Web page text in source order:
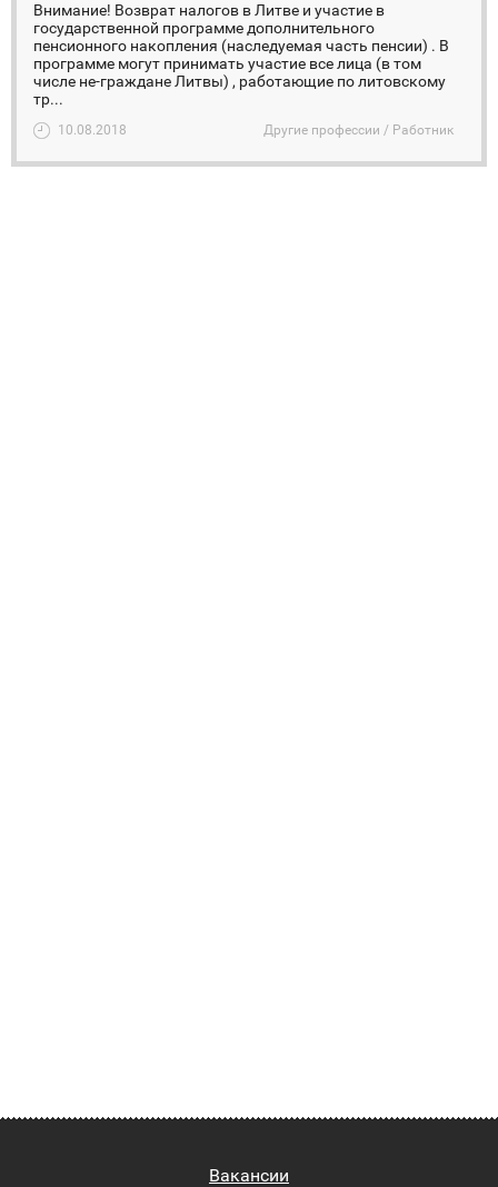
Внимание! Возврат налогов в Литве и участие в
государственной программе дополнительного
пенсионного накопления (наследуемая часть пенсии) . В
программе могут принимать участие все лица (в том
числе не-граждане Литвы) , работающие по литовскому
тр...
10.08.2018 Другие профессии / Работник
Вакансии